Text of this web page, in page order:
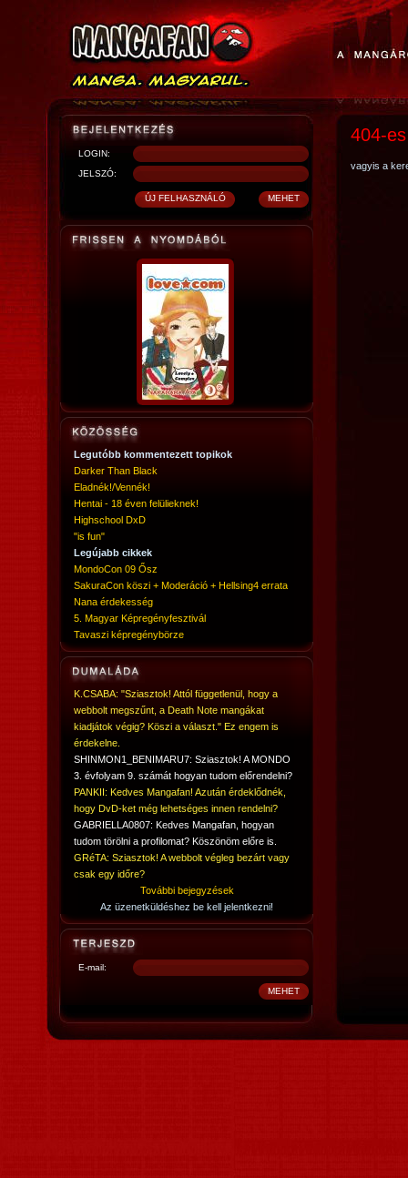
LOGIN:
JELSZÓ:
Legutóbb kommentezett topikok
Darker Than Black
Eladnék!/Vennék!
Hentai - 18 éven felülieknek!
Highschool DxD
"is fun"
Legújabb cikkek
MondoCon 09 Ősz
SakuraCon köszi + Moderáció + Hellsing4 errata
Nana érdekesség
5. Magyar Képregényfesztivál
Tavaszi képregénybörze
K.CSABA: "Sziasztok! Attól függetlenül, hogy a
webbolt megszűnt, a Death Note mangákat
kiadjátok végig? Köszi a választ." Ez engem is
érdekelne.
SHINMON1_BENIMARU7: Sziasztok! A MONDO
3. évfolyam 9. számát hogyan tudom előrendelni?
PANKII: Kedves Mangafan! Azután érdeklődnék,
hogy DvD-ket még lehetséges innen rendelni?
GABRIELLA0807: Kedves Mangafan, hogyan
tudom törölni a profilomat? Köszönöm előre is.
GRéTA: Sziasztok! A webbolt végleg bezárt vagy
csak egy időre?
További bejegyzések
Az üzenetküldéshez be kell jelentkezni!
E-mail:
404-
vagyis a